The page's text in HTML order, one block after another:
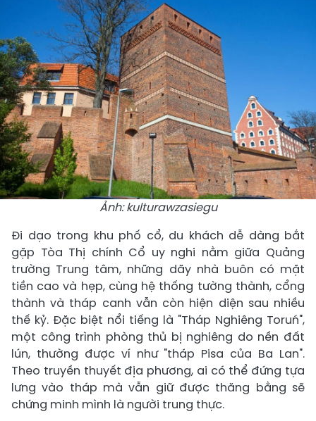
Ảnh: kulturawzasiegu
Đi dạo trong khu phố cổ, du khách dễ dàng bắt
gặp Tòa Thị chính Cổ uy nghi nằm giữa Quảng
trường Trung tâm, những dãy nhà buôn có mặt
tiền cao và hẹp, cùng hệ thống tường thành, cổng
thành và tháp canh vẫn còn hiện diện sau nhiều
thế kỷ. Đặc biệt nổi tiếng là "Tháp Nghiêng Toruń",
một công trình phòng thủ bị nghiêng do nền đất
lún, thường được ví như "tháp Pisa của Ba Lan".
Theo truyền thuyết địa phương, ai có thể đứng tựa
lưng vào tháp mà vẫn giữ được thăng bằng sẽ
chứng minh mình là người trung thực.